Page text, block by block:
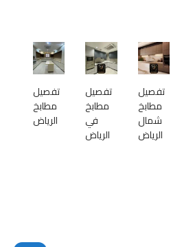
تفصيل
مطابخ
شمال
الرياض
تفصيل
مطابخ
في
الرياض
تفصيل
مطابخ
الرياض